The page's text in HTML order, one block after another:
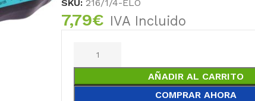
SKU: 216/1/4-ELO
7,79€ IVA Incluido
AÑADIR AL CARRITO
COMPRAR AHORA